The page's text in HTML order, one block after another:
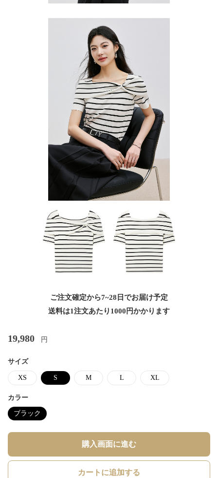
ご注文確定から7~28日でお届け予定
送料は1注文あたり 1000 円かかります
19,980 円
サイズ
XS S M L XL
カラー
ブラック
購入画面に進む
カートに追加する